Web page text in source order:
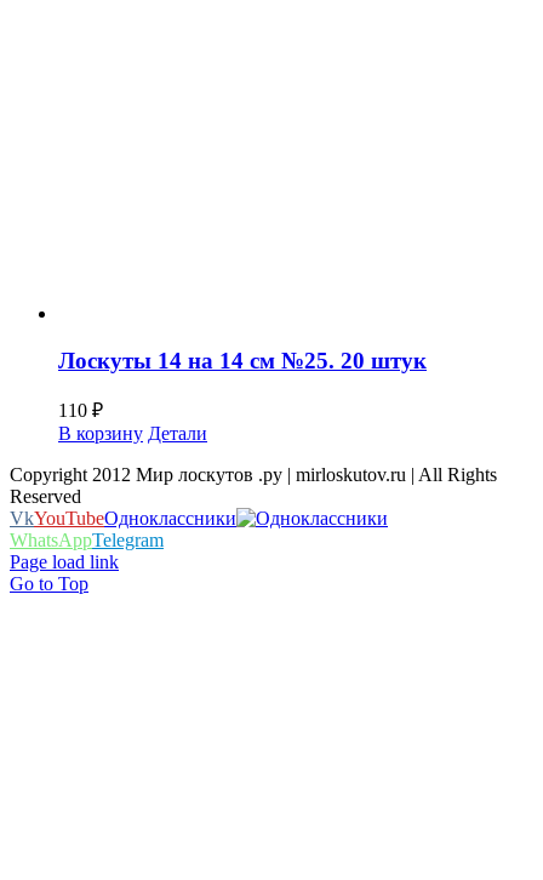
Лоскуты 14 на 14 см №25. 20 штук
110 ₽
В корзину Детали
Copyright 2012 Мир лоскутов .ру | mirloskutov.ru | All Rights
Reserved
VkYouTubeОдноклассники
WhatsAppTelegram
Page load link
Go to Top